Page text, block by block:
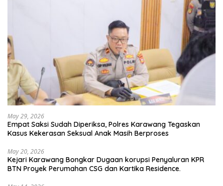
May 29, 2026
Empat Saksi Sudah Diperiksa, Polres Karawang Tegaskan
Kasus Kekerasan Seksual Anak Masih Berproses
May 20, 2026
Kejari Karawang Bongkar Dugaan korupsi Penyaluran KPR
BTN Proyek Perumahan CSG dan Kartika Residence.